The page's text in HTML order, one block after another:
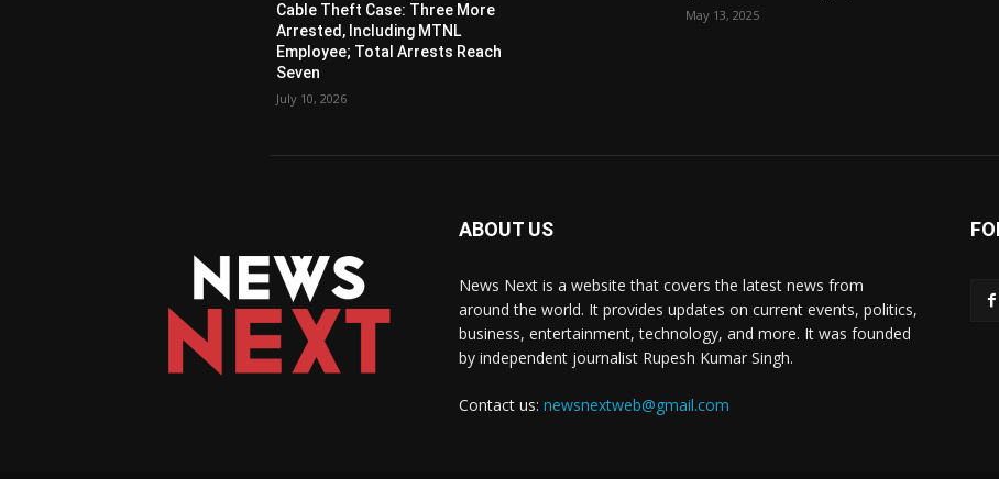
Cable Theft Case: Three More
Arrested, Including MTNL
Employee; Total Arrests Reach
Seven
July 10, 2026
May 13, 2025
ABOUT US
News Next is a website that covers the latest news from
around the world. It provides updates on current events, politics,
business, entertainment, technology, and more. It was founded
by independent journalist Rupesh Kumar Singh.
Contact us: newsnextweb@gmail.com